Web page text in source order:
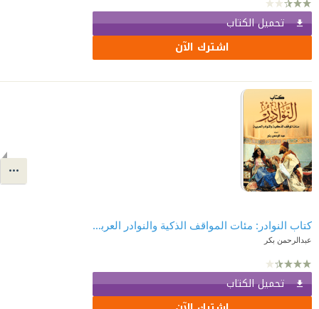
تحميل الكتاب
اشترك الآن
كتاب النوادر: مئات المواقف الذكية والنوادر العربية
عبدالرحمن بكر
تحميل الكتاب